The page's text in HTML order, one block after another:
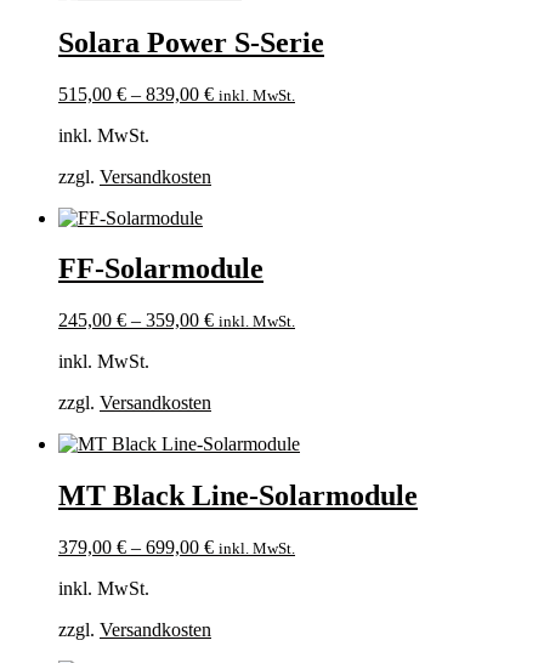
Solara Power S-Serie
515,00 € – 839,00 € inkl. MwSt.
inkl. MwSt.
zzgl. Versandkosten
FF-Solarmodule
245,00 € – 359,00 € inkl. MwSt.
inkl. MwSt.
zzgl. Versandkosten
MT Black Line-Solarmodule
379,00 € – 699,00 € inkl. MwSt.
inkl. MwSt.
zzgl. Versandkosten